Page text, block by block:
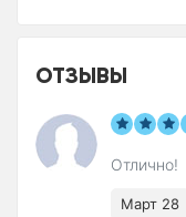
ОТЗЫВЫ
Отлично!
Март 28